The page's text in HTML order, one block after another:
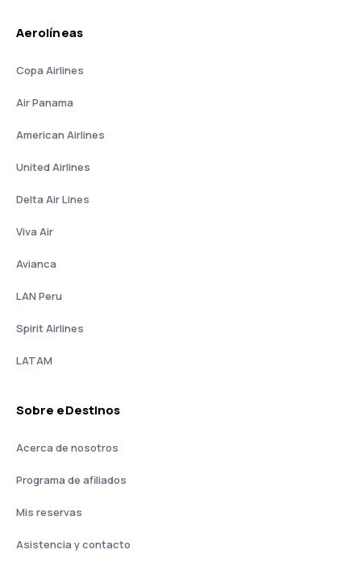
Aerolíneas
Copa Airlines
Air Panama
American Airlines
United Airlines
Delta Air Lines
Viva Air
Avianca
LAN Peru
Spirit Airlines
LATAM
Sobre eDestinos
Acerca de nosotros
Programa de afiliados
Mis reservas
Asistencia y contacto